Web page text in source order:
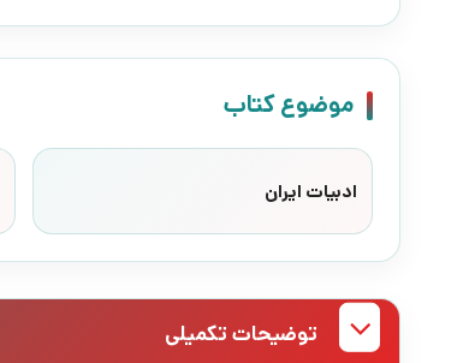
موضوع کتاب
ادبیات ایران
توضیحات تکمیلی